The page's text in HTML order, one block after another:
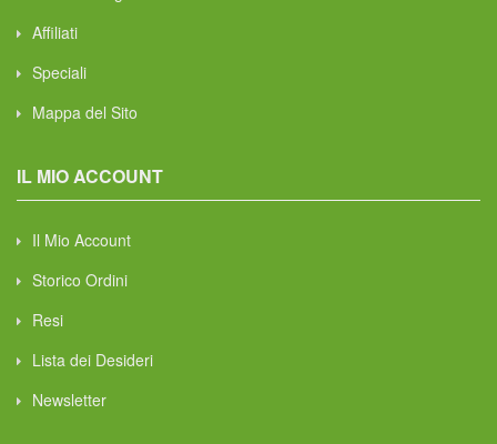
Affiliati
Speciali
Mappa del Sito
IL MIO ACCOUNT
Il Mio Account
Storico Ordini
Resi
Lista dei Desideri
Newsletter